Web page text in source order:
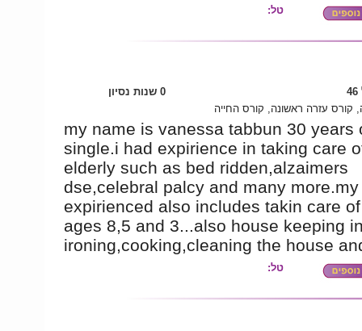
טל:
0 שנות נסיון
קורס עזרה ראשונה, קורס החייה
my name is vanessa tabbun 30 years
single.i had expirience in taking care
elderly such as bed ridden,alzaimers
dse,celebral palcy and many more.my
expirienced also includes takin care
ages 8,5 and 3...also house keeping
ironing,cooking,cleaning the house
טל: